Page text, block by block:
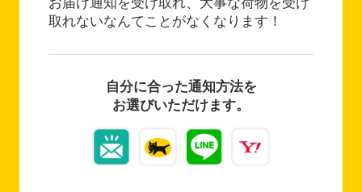
取れないなんてことがなくなります！
自分に合った通知方法を
お選びいただけます。